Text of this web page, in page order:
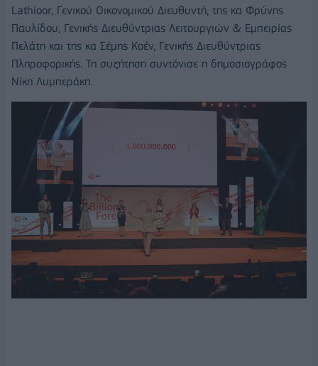
Lathioor, Γενικού Οικονομικού Διευθυντή, της κα Φρύνης
Παυλίδου, Γενικής Διευθύντριας Λειτουργιών & Εμπειρίας
Πελάτη και της κα Σέμης Κοέν, Γενικής Διευθύντριας
Πληροφορικής. Τη συζήτηση συντόνισε η δημοσιογράφος
Νίκη Λυμπεράκη.